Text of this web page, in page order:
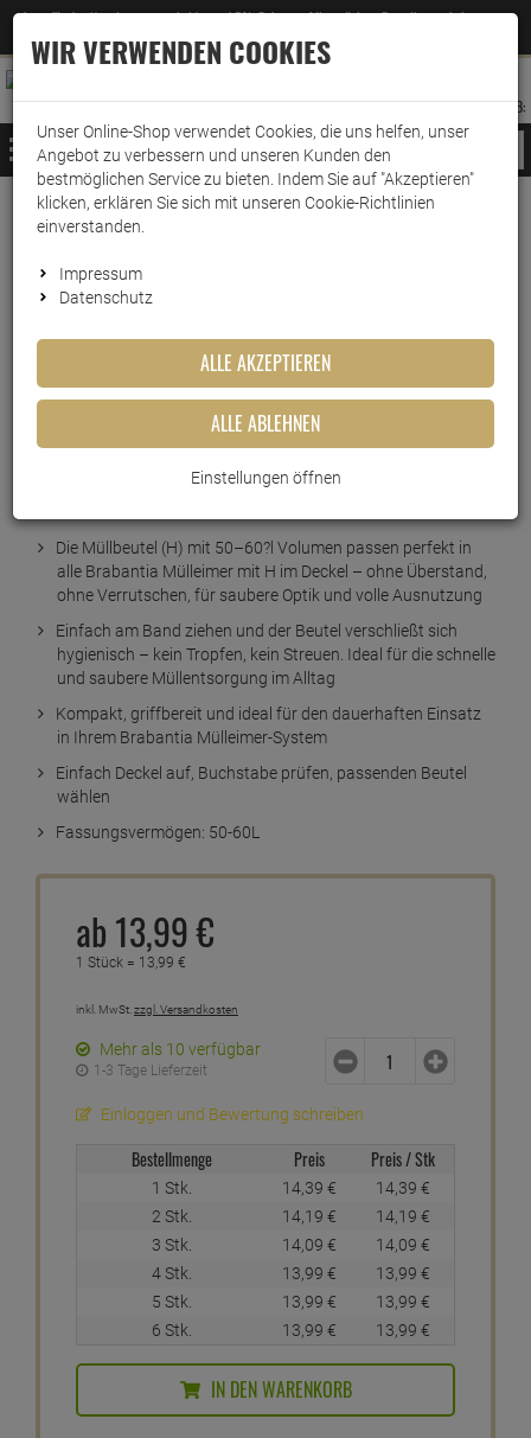
Jetzt für den Newsletter entscheiden und 5% Rabatt auf Ihre nächste Bestellung erhalten
–Zum Newsletter
ANMELDEN
AUFKLAPPEN
MERKZETTEL
WARENKORB:
MENÜ
Weiter einkaufen www.wark24.de Küche & Haushalt
Mülltrennung
Müllbeutel
Brabantia Müllbeutel (H) 50 - 60 Liter
Brabantia Müllbeutel (H) 50 -
60 Liter
Artikel-Nummer:10015294
Die Müllbeutel (H) mit 50–60?l Volumen passen perfekt in
alle Brabantia Mülleimer mit H im Deckel – ohne Überstand,
ohne Verrutschen, für saubere Optik und volle Ausnutzung
Einfach am Band ziehen und der Beutel verschließt sich
hygienisch – kein Tropfen, kein Streuen. Ideal für die schnelle
und saubere Müllentsorgung im Alltag
Kompakt, griffbereit und ideal für den dauerhaften Einsatz
in Ihrem Brabantia Mülleimer-System
Einfach Deckel auf, Buchstabe prüfen, passenden Beutel
wählen
Fassungsvermögen: 50-60L
ab 13,99€
1 Stück = 13,99 €
inkl. MwSt.zzgl. Versandkosten
Mehr als 10 verfügbar
1-3 Tage Lieferzeit
Einloggen und Bewertung schreiben
Bestellmenge Preis Preis / Stk
1 Stk. 14,39 € 14,39 €
2 Stk.
14,19 € 14,19 €
3 Stk.
14,09 € 14,09 €
4 Stk.
13,99 € 13,99 €
5 Stk.
13,99 € 13,99 €
6 Stk.
13,99 € 13,99 €
IN DEN WARENKORB
WIR VERWENDEN COOKIES
Unser Online-Shop verwendet Cookies, die uns helfen, unser
Angebot zu verbessern und unseren Kunden den
bestmöglichen Service zu bieten. Indem Sie auf "Akzeptieren"
klicken, erklären Sie sich mit unseren Cookie-Richtlinien
einverstanden.
Impressum
Datenschutz
ALLE AKZEPTIEREN
ALLE ABLEHNEN
Einstellungen öffnen